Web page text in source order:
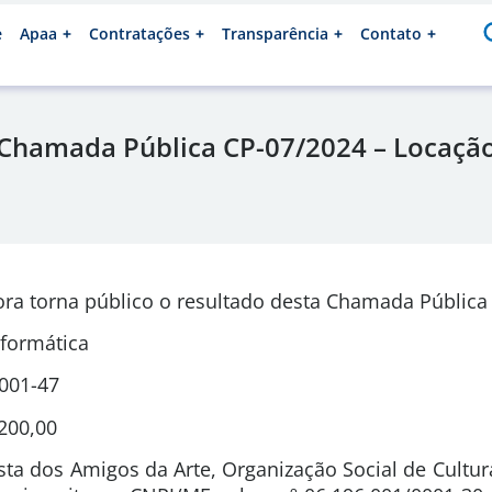
Apaa Contratações Transparência Contato
Pública CP-07/2024 –
torna público o resultado desta Chamada Pública
47
dos Amigos da Arte, Organização Social de